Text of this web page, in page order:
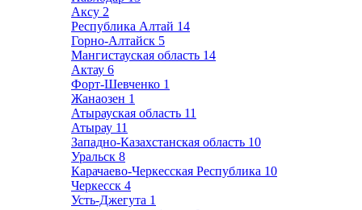
Аксу 2
Республика Алтай 14
Горно-Алтайск 5
Мангистауская область 14
Актау 6
Форт-Шевченко 1
Жанаозен 1
Атырауская область 11
Атырау 11
Западно-Казахстанская область 10
Уральск 8
Карачаево-Черкесская Республика 10
Черкесск 4
Усть-Джегута 1